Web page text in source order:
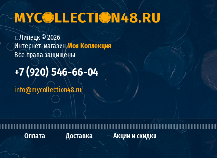
г. Липецк © 2026
Интернет-магазинМоя Коллекция
Все права защищены
+7 (920) 546-66-04
info@mycollection48.ru
Оплата Доставка Акции и скидки